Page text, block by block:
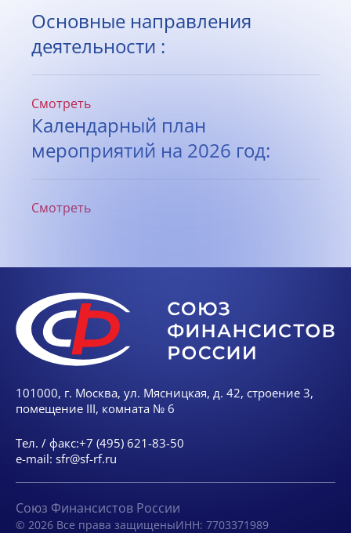
Основные направления
деятельности :
Смотреть
Календарный план
мероприятий на 2026 год:
Смотреть
101000, г. Москва, ул. Мясницкая, д. 42, строение 3,
помещение III, комната № 6
Тел. / факс:+7 (495) 621-83-50
e-mail: sfr@sf-rf.ru
Союз Финансистов России
© 2026 Все права защищеныИНН: 7703371989